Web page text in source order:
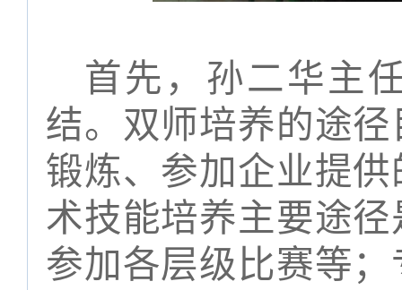
首先，孙二华主
结。双师培养的途
锻炼、参加企业提
术技能培养主要途
参加各层级比赛等